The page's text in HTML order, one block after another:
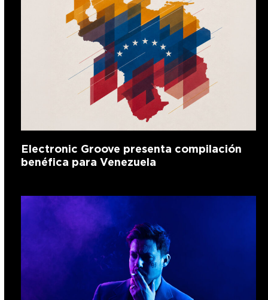
Electronic Groove presenta compilación
benéfica para Venezuela